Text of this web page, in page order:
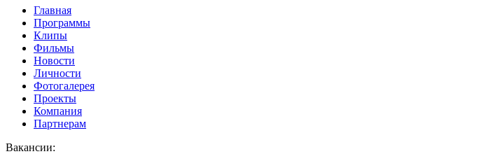
Главная
Программы
Клипы
Фильмы
Новости
Личности
Фотогалерея
Проекты
Компания
Партнерам
Вакансии: